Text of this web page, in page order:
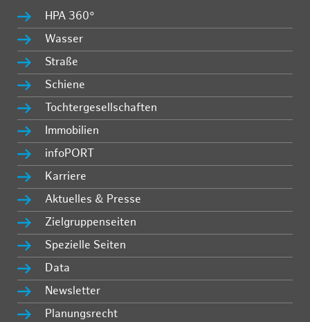
HPA 360°
Wasser
Straße
Schiene
Tochtergesellschaften
Immobilien
infoPORT
Karriere
Aktuelles & Presse
Zielgruppenseiten
Spezielle Seiten
Data
Newsletter
Planungsrecht